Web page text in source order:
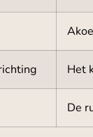
Het
De